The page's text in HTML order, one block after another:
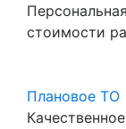
стоимости
Плановое ТО